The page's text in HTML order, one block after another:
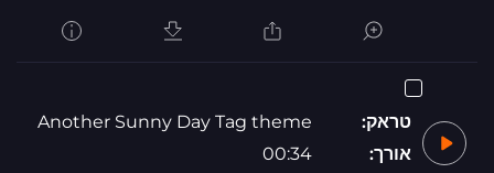
טראק:
Another Sunny Day Tag theme
אורך:
00:34